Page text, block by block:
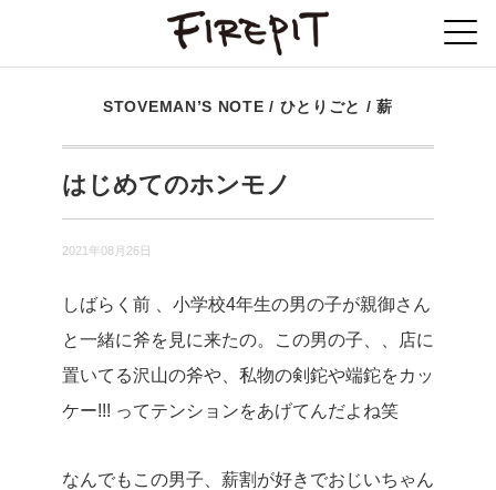
STOVEMAN’S NOTE / ひとりごと /薪
はじめてのホンモノ
2021年08月26日
しばらく前 、小学校4年生の男の子が親御さん
と一緒に斧を見に来たの。この男の子、、店に
置いてる沢山の斧や、私物の剣鉈や端鉈をカッ
ケー!!! ってテンションをあげてんだよね笑
なんでもこの男子、薪割が好きでおじいちゃん